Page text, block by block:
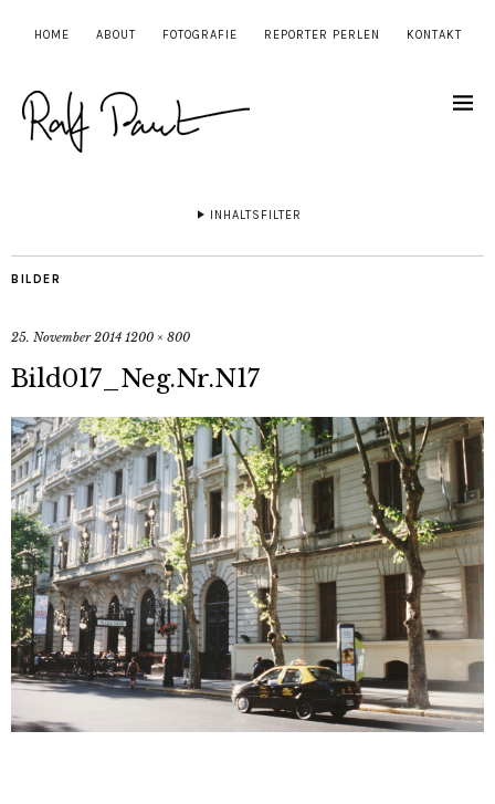
HOME ABOUT FOTOGRAFIE REPORTER PERLEN KONTAKT
INHALTSFILTER
BILDER
25. November 2014 1200 × 800
Bild017_Neg.Nr.N17